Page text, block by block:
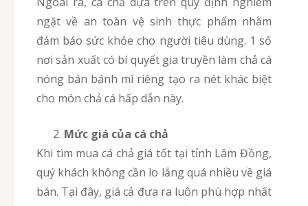
ngặt về an toàn vệ sinh thực phẩm nhằm
đảm bảo sức khỏe cho người tiêu dùng. 1 số
nơi sản xuất có bí quyết gia truyền làm chả cá
nóng bán bánh mì riêng tạo ra nét khác biệt
cho món chả cá hấp dẫn này.
Mức giá của cá chả
Khi tìm mua cá chả giá tốt tại tỉnh Lâm Đồng,
quý khách không cần lo lắng quá nhiều về giá
bán. Tại đây, giá cả đưa ra luôn phù hợp nhất